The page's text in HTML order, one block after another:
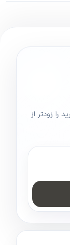
را زودتر از